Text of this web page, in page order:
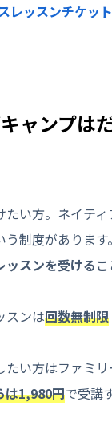
レッスンチケッ
ャンプは
たい方。ネイテ
う制度がありま
スンを受けるこ
スンは回数無制限
たい方はファミ
は1,980円で受講